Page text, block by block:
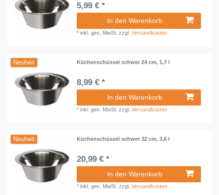
5,99 € *
In den Warenkorb
*inkl. ges. MwSt. zzgl.Versandkosten
Neuheit Küchenschüssel schwer 24 cm, 1,7 l
8,99 € *
In den Warenkorb
*inkl. ges. MwSt. zzgl.Versandkosten
Neuheit Küchenschüssel schwer 32 cm, 3,6 l
20,99 € *
In den Warenkorb
*inkl. ges. MwSt. zzgl.Versandkosten